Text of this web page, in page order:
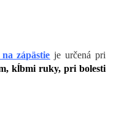
zápästie je určená pri
kĺbmi ruky, pri bolesti